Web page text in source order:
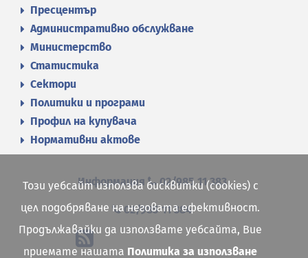
Пресцентър
Административно обслужване
Министерство
Статистика
Сектори
Политики и програми
Профил на купувача
Нормативни актове
Информация 02/985 11 383
02/985 11 384
Този уебсайт използва бисквитки (cookies) с
цел подобряване на неговата ефективност.
Продължавайки да използвате уебсайта, Вие
приемате нашата Политика за използване